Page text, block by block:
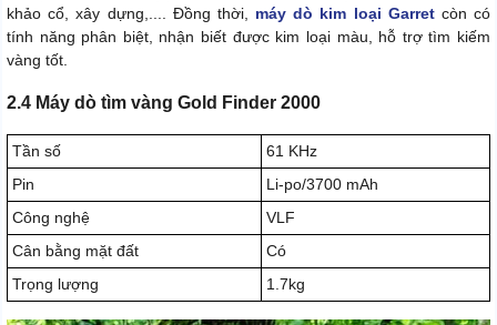
khảo cổ, xây dựng,.... Đồng thời, máy dò kim loại Garretcòn có
tính năng phân biệt, nhận biết được kim loại màu, hỗ trợ tìm kiếm
vàng tốt.
2.4 Máy dò tìm vàng Gold Finder 2000
Tần số
61 KHz
Pin
Li-po/3700 mAh
Công nghệ
VLF
Cân bằng mặt đất
Có
Trọng lượng
1.7kg